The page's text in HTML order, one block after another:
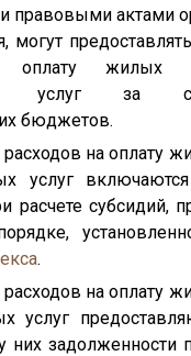
правовыми актами
могут
оплату жилых
услуг за
бюджетов.
на оплату
услуг
расчете субсидий,
.
на оплату
услуг
у них